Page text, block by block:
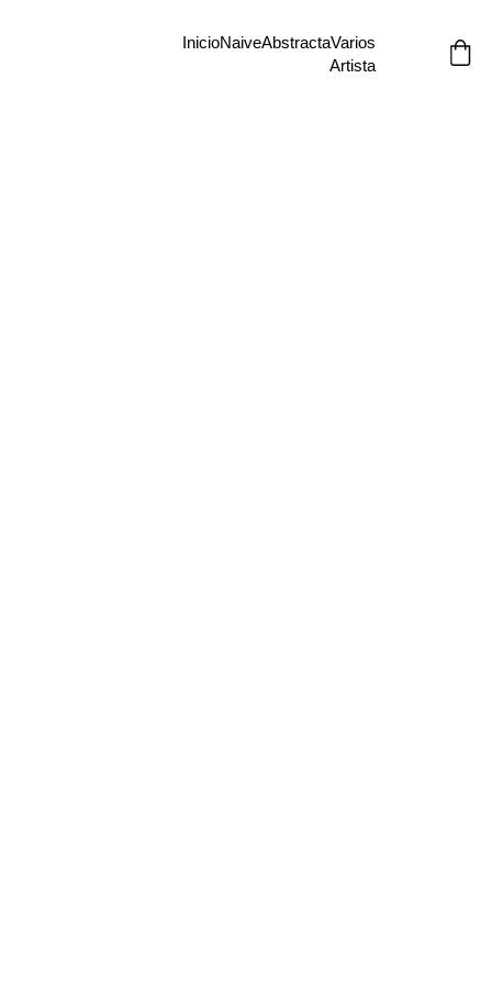
InicioNaiveAbstractaVarios
Artista